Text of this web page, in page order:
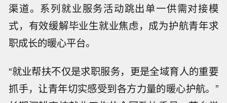
渠道。系列就业服务活动跳出单一供需对接模
式，有效缓解毕业生就业焦虑，成为护航青年求
职成长的暖心平台。
“就业帮扶不仅是求职服务，更是全域育人的重要
抓手，让青年切实感受到各方力量的暖心护航。”